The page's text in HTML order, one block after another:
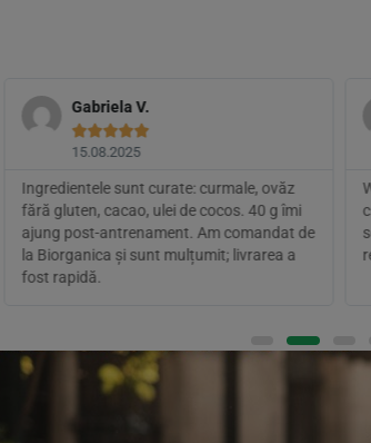
Gabriela V.

15.08.2025
Ingredientele sunt curate: curmale, ovăz
fără gluten, cacao, ulei de cocos. 40 g îmi
ajung post-antrenament. Am comandat de
la Biorganica și sunt mulțumit; livrarea a
fost rapidă.